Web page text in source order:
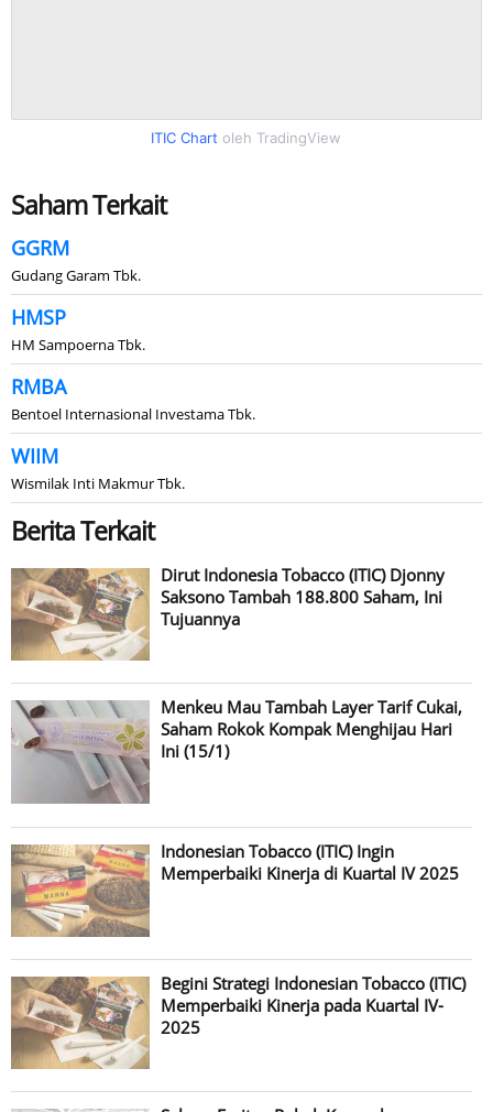
ITIC Chart oleh TradingView
Saham Terkait
GGRM
Gudang Garam Tbk.
HMSP
HM Sampoerna Tbk.
RMBA
Bentoel Internasional Investama Tbk.
WIIM
Wismilak Inti Makmur Tbk.
Berita Terkait
Dirut Indonesia Tobacco (ITIC) Djonny
Saksono Tambah 188.800 Saham, Ini
Tujuannya
Menkeu Mau Tambah Layer Tarif Cukai,
Saham Rokok Kompak Menghijau Hari
Ini (15/1)
Indonesian Tobacco (ITIC) Ingin
Memperbaiki Kinerja di Kuartal IV 2025
Begini Strategi Indonesian Tobacco (ITIC)
Memperbaiki Kinerja pada Kuartal IV-
2025